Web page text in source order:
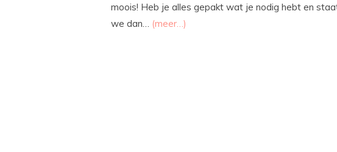
moois! Heb je alles gepakt wat je nodig hebt en
we dan… (meer…)